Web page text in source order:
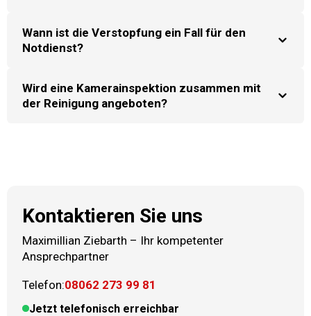
Wann ist die Verstopfung ein Fall für den
Notdienst?
Wird eine Kamerainspektion zusammen mit
der Reinigung angeboten?
Kontaktieren Sie uns
Maximillian Ziebarth – Ihr kompetenter
Ansprechpartner
Telefon:08062 273 99 81
Jetzt telefonisch erreichbar